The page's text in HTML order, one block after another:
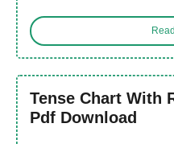
Tense Chart With
Pdf Download